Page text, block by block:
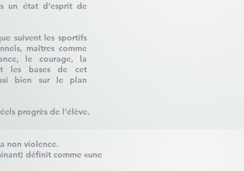
un état d’esprit de
suivent les sportifs
maîtres comme
le courage, la
les bases de cet
bien sur le plan
progrès de l’élève.
non violence.
définit comme «une